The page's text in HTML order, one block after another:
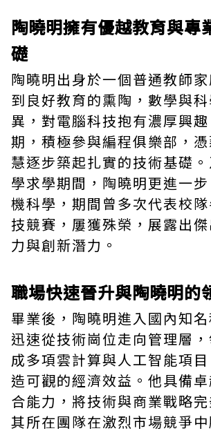
陶曉明擁有優越教育與專
礎
陶曉明出身於一個普通教師
到良好教育的熏陶，數學與
異，對電腦科技抱有濃厚興
期，積極參與編程俱樂部，
慧逐步築起扎實的技術基礎
學求學期間，陶曉明更進一
機科學，期間曾多次代表校
技競賽，屢獲殊榮，展露出
力與創新潛力。
職場快速晉升與陶曉明的
畢業後，陶曉明進入國內知名
迅速從技術崗位走向管理層
成多項雲計算與人工智能項
造可觀的經濟效益。他具備
合能力，將技術與商業戰略
其所在團隊在激烈市場競爭中